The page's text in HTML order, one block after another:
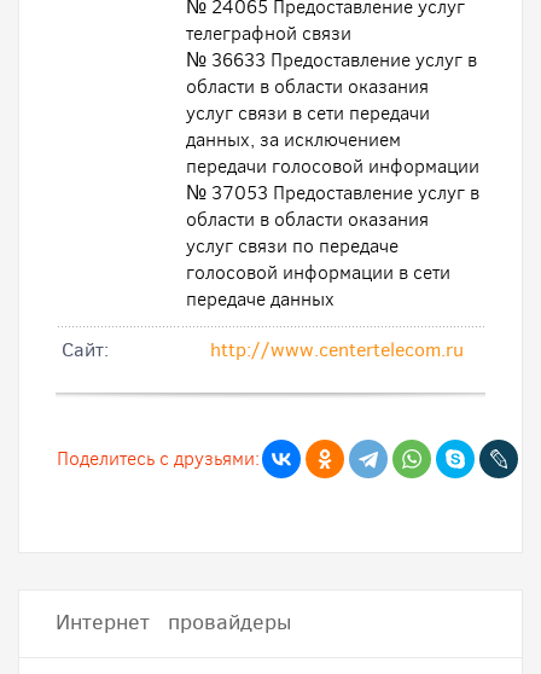
№ 24065 Предоставление услуг
телеграфной связи
№ 36633 Предоставление услуг в
области в области оказания
услуг связи в сети передачи
данных, за исключением
передачи голосовой информации
№ 37053 Предоставление услуг в
области в области оказания
услуг связи по передаче
голосовой информации в сети
передаче данных
Cайт:
http://www.centertelecom.ru
Поделитесь с друзьями:
Интернет провайдеры